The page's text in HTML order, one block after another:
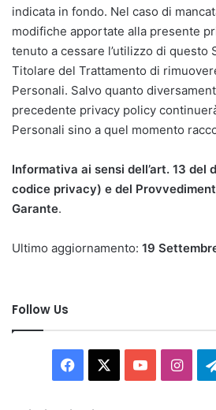
indicata in fondo. Nel caso di
modifiche apportate alla presente
tenuto a cessare l’utilizzo di questo
Titolare del Trattamento di
Personali. Salvo quanto
precedente privacy policy
Personali sino a quel momento
Informativa ai sensi dell’art. 13 del
codice privacy) e del
Garante.
Ultimo aggiornamento: 19
Follow Us
Facebook You